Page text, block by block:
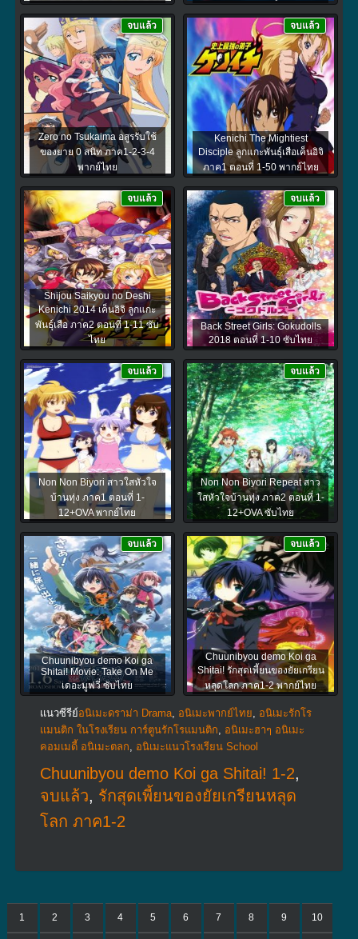
Zero no Tsukaima อสูรรับใช้
ของยาย 0 สนิท ภาค1-2-3-4
พากย์ไทย
จบแล้ว
Kenichi The Mightiest
Disciple ลูกแกะพันธุ์เสือเค็นอิจิ
ภาค1 ตอนที่ 1-50 พากย์ไทย
จบแล้ว
Shijou Saikyou no Deshi
Kenichi 2014 เค็นอิจิ ลูกแกะ
พันธุ์เสือ ภาค2 ตอนที่ 1-11 ซับ
ไทย
จบแล้ว
Back Street Girls: Gokudolls
2018 ตอนที่ 1-10 ซับไทย
จบแล้ว
Non Non Biyori สาวใสหัวใจ
บ้านทุ่ง ภาค1 ตอนที่ 1-
12+OVA พากย์ไทย
จบแล้ว
Non Non Biyori Repeat สาว
ใสหัวใจบ้านทุ่ง ภาค2 ตอนที่ 1-
12+OVA ซับไทย
จบแล้ว
Chuunibyou demo Koi ga
Shitai! Movie: Take On Me
เดอะมูฟวี่ ซับไทย
จบแล้ว
Chuunibyou demo Koi ga
Shitai! รักสุดเพี้ยนของยัยเกรียน
หลุดโลก ภาค1-2 พากย์ไทย
จบแล้ว
แนวซีรีย์อนิเมะดราม่า Drama, อนิเมะพากย์ไทย, อนิเมะรักโร
แมนติก ในโรงเรียน การ์ตูนรักโรแมนติก, อนิเมะฮาๆ อนิเมะ
คอมเมดี้ อนิเมะตลก, อนิเมะแนวโรงเรียน School
Chuunibyou demo Koi ga Shitai! 1-2,
จบแล้ว, รักสุดเพี้ยนของยัยเกรียนหลุด
โลก ภาค1-2
1 2 3 4 5 6 7 8 9 10